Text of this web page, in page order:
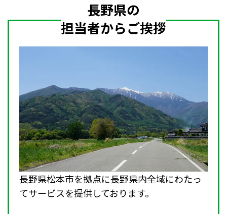
長野県の
担当者からご挨拶
長野県松本市を拠点に長野県内全域にわたっ
てサービスを提供しております。